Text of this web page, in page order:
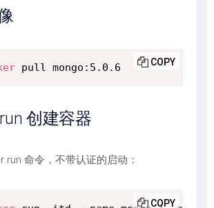
pull mongo:5.0.6 COPY
创建容器
run 命令，不带认证的启动：
COPY